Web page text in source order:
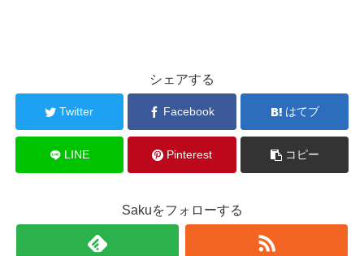
シェアする
Twitter Facebook はてブ
LINE Pinterest コピー
Sakuをフォローする